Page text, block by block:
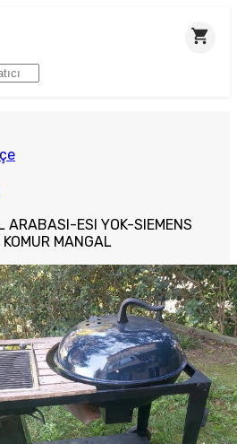
ARABASI-ESI YOK-SIEMENS
MANGAL